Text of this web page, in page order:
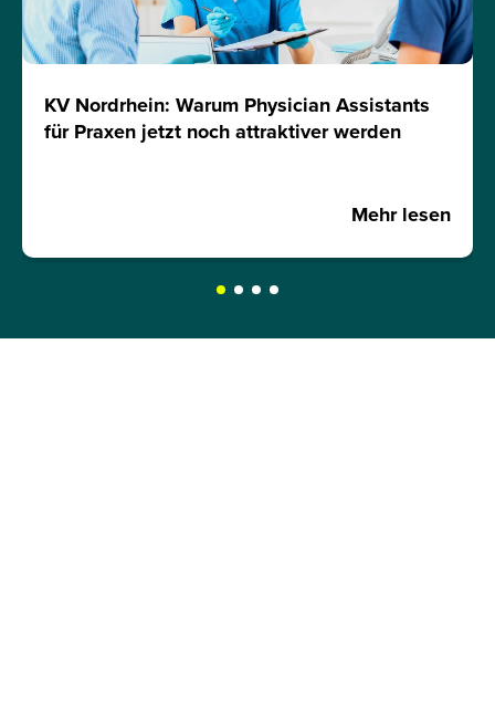
KV Nordrhein: Warum Physician Assistants
für Praxen jetzt noch attraktiver werden
Mehr lesen